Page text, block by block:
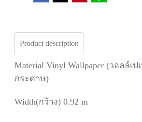
Product description
Material Vinyl Wallpaper (วอลล์เ
กระดาษ)
Width(กว้าง) 0.92 m